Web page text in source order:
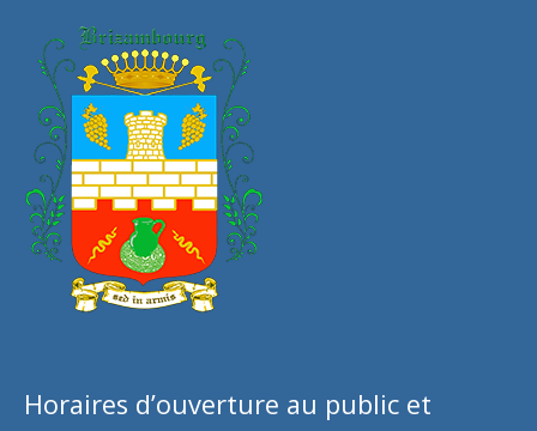
Horaires d’ouverture au public et